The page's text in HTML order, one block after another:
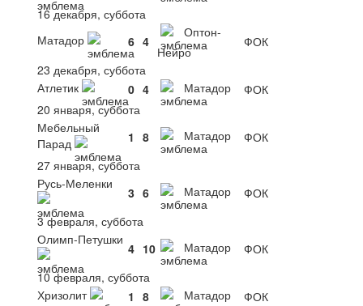
16 декабря, суббота
Матадор
6 4
Оптон-
Нейро
ФОК
23 декабря, суббота
Атлетик
0 4 Матадор
ФОК
20 января, суббота
Мебельный
Парад
1 8 Матадор
ФОК
27 января, суббота
Русь-Меленки
3 6 Матадор
ФОК
3 февраля, суббота
Олимп-Петушки
4 10 Матадор
ФОК
10 февраля, суббота
Хризолит
1 8 Матадор
ФОК